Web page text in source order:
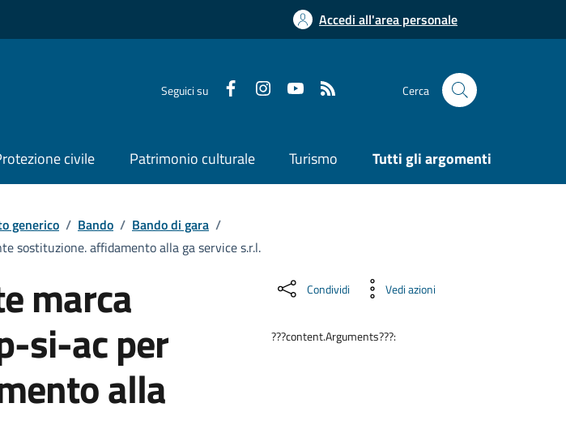
Accedi all'area personale
Seguici su Cerca
civile Patrimonio culturale Turismo Tutti gli argomenti
generico / Bando / Bando di gara /
sostituzione. affidamento alla ga service s.r.l.
marca
si-ac per
alla
Condividi Vedi azioni
???content.Arguments???: